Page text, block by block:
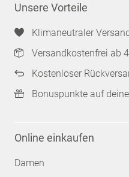
Unsere Vorteile
Klimaneutraler
Versandkostenfrei ab
Kostenloser
Bonuspunkte auf
Online einkaufen
Damen